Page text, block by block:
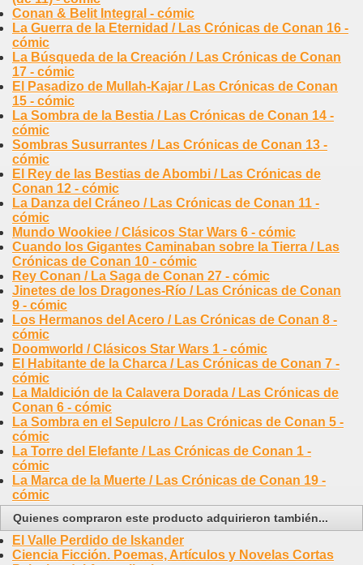
Conan & Belit Integral - cómic
La Guerra de la Eternidad / Las Crónicas de Conan 16 -
cómic
La Búsqueda de la Creación / Las Crónicas de Conan
17 - cómic
El Pasadizo de Mullah-Kajar / Las Crónicas de Conan
15 - cómic
La Sombra de la Bestia / Las Crónicas de Conan 14 -
cómic
Sombras Susurrantes / Las Crónicas de Conan 13 -
cómic
El Rey de las Bestias de Abombi / Las Crónicas de
Conan 12 - cómic
La Danza del Cráneo / Las Crónicas de Conan 11 -
cómic
Mundo Wookiee / Clásicos Star Wars 6 - cómic
Cuando los Gigantes Caminaban sobre la Tierra / Las
Crónicas de Conan 10 - cómic
Rey Conan / La Saga de Conan 27 - cómic
Jinetes de los Dragones-Río / Las Crónicas de Conan
9 - cómic
Los Hermanos del Acero / Las Crónicas de Conan 8 -
cómic
Doomworld / Clásicos Star Wars 1 - cómic
El Habitante de la Charca / Las Crónicas de Conan 7 -
cómic
La Maldición de la Calavera Dorada / Las Crónicas de
Conan 6 - cómic
La Sombra en el Sepulcro / Las Crónicas de Conan 5 -
cómic
La Torre del Elefante / Las Crónicas de Conan 1 -
cómic
La Marca de la Muerte / Las Crónicas de Conan 19 -
cómic
Quienes compraron este producto adquirieron también...
El Valle Perdido de Iskander
Ciencia Ficción. Poemas, Artículos y Novelas Cortas